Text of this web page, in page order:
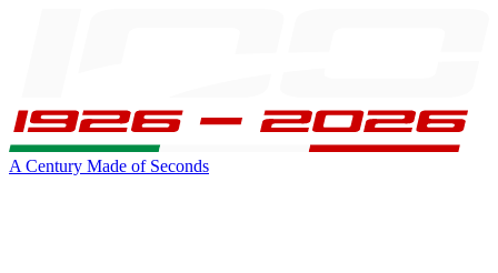
A Century Made of Seconds